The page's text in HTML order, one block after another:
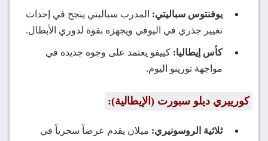
يوفنتوس سباليتي: المدرب سباليتي ينجح في إحداث
تغيير جذري في اليوفي ويجهزه بقوة لدوري الأبطال.
كأس إيطاليا: كييفو يعتمد على وجوه جديدة في
مواجهة تورينو اليوم.
كورييري ديلو سبورت (الإيطالية):
ثلاثية الروسونيري: ميلان يقدم عرضاً سحرياً في